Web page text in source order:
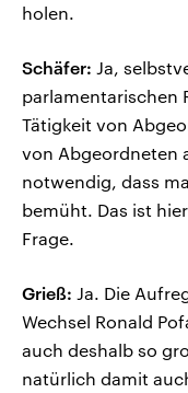
holen.
Schäfer: Ja,
parlamentarischen
Tätigkeit von
von Abgeordneten
notwendig, dass
bemüht. Das ist
Frage.
Grieß: Ja. Die
Wechsel Ronald
auch deshalb so
natürlich damit